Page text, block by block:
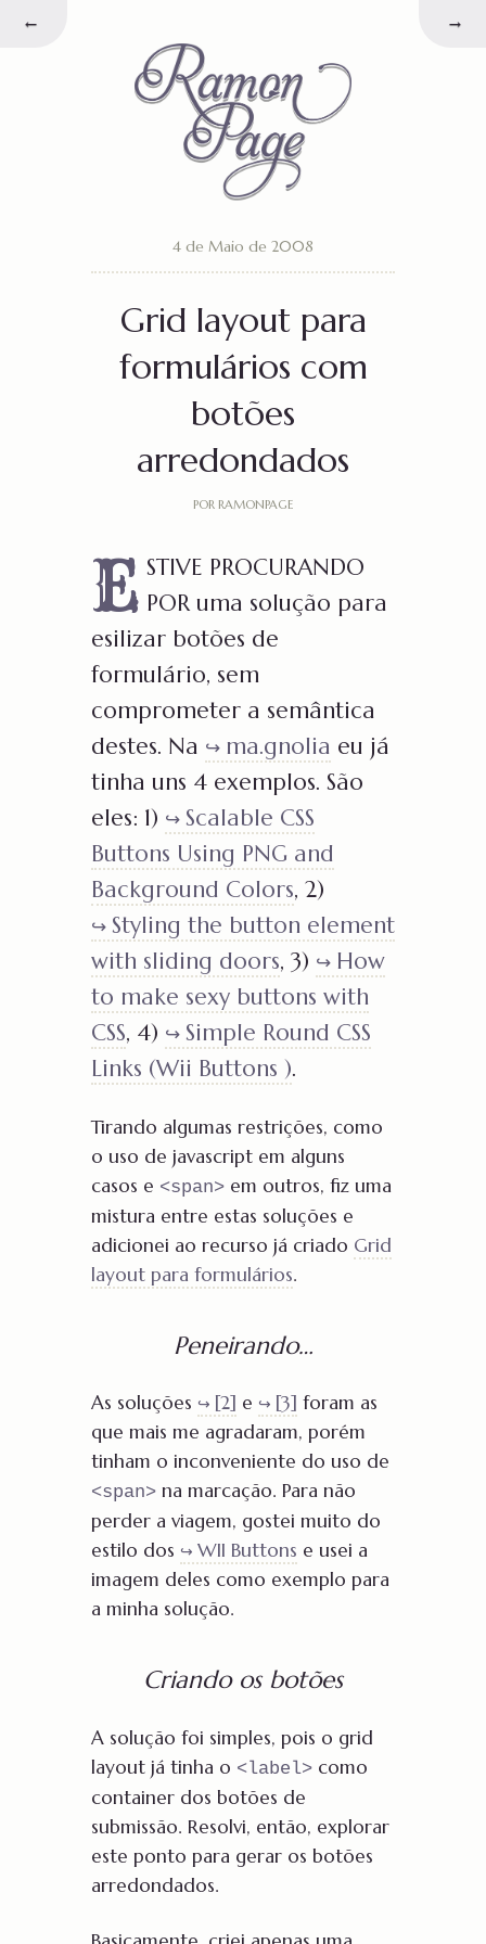
← →
4 de Maio de 2008
Grid layout para
formulários com
botões
arredondados
POR RAMONPAGE
E STIVE PROCURANDO
POR uma solução para
esilizar botões de
formulário, sem
comprometer a semântica
destes. Na
ma.gnolia eu já
tinha uns 4 exemplos. São
eles: 1)
Scalable CSS
Buttons Using PNG and
Background Colors, 2)
Styling the button element
with sliding doors, 3)
How
to make sexy buttons with
CSS, 4)
Simple Round CSS
Links (Wii Buttons ).
Tirando algumas restrições, como
o uso de javascript em alguns
casos e <span> em outros, fiz uma
mistura entre estas soluções e
adicionei ao recurso já criado Grid
layout para formulários.
Peneirando…
As soluções [2] e [3] foram as
que mais me agradaram, porém
tinham o inconveniente do uso de
<span> na marcação. Para não
perder a viagem, gostei muito do
estilo dos
WII Buttons e usei a
imagem deles como exemplo para
a minha solução.
Criando os botões
A solução foi simples, pois o grid
layout já tinha o <label> como
container dos botões de
submissão. Resolvi, então, explorar
este ponto para gerar os botões
arredondados.